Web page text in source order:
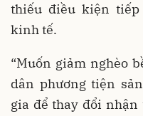
thiếu điều kiện
kinh tế.
“Muốn giảm nghèo
dân phương tiện
gia để thay đổi